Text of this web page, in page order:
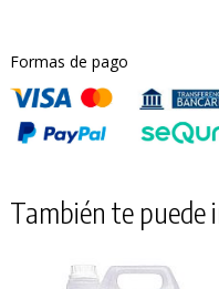
Formas de pago
También te puede